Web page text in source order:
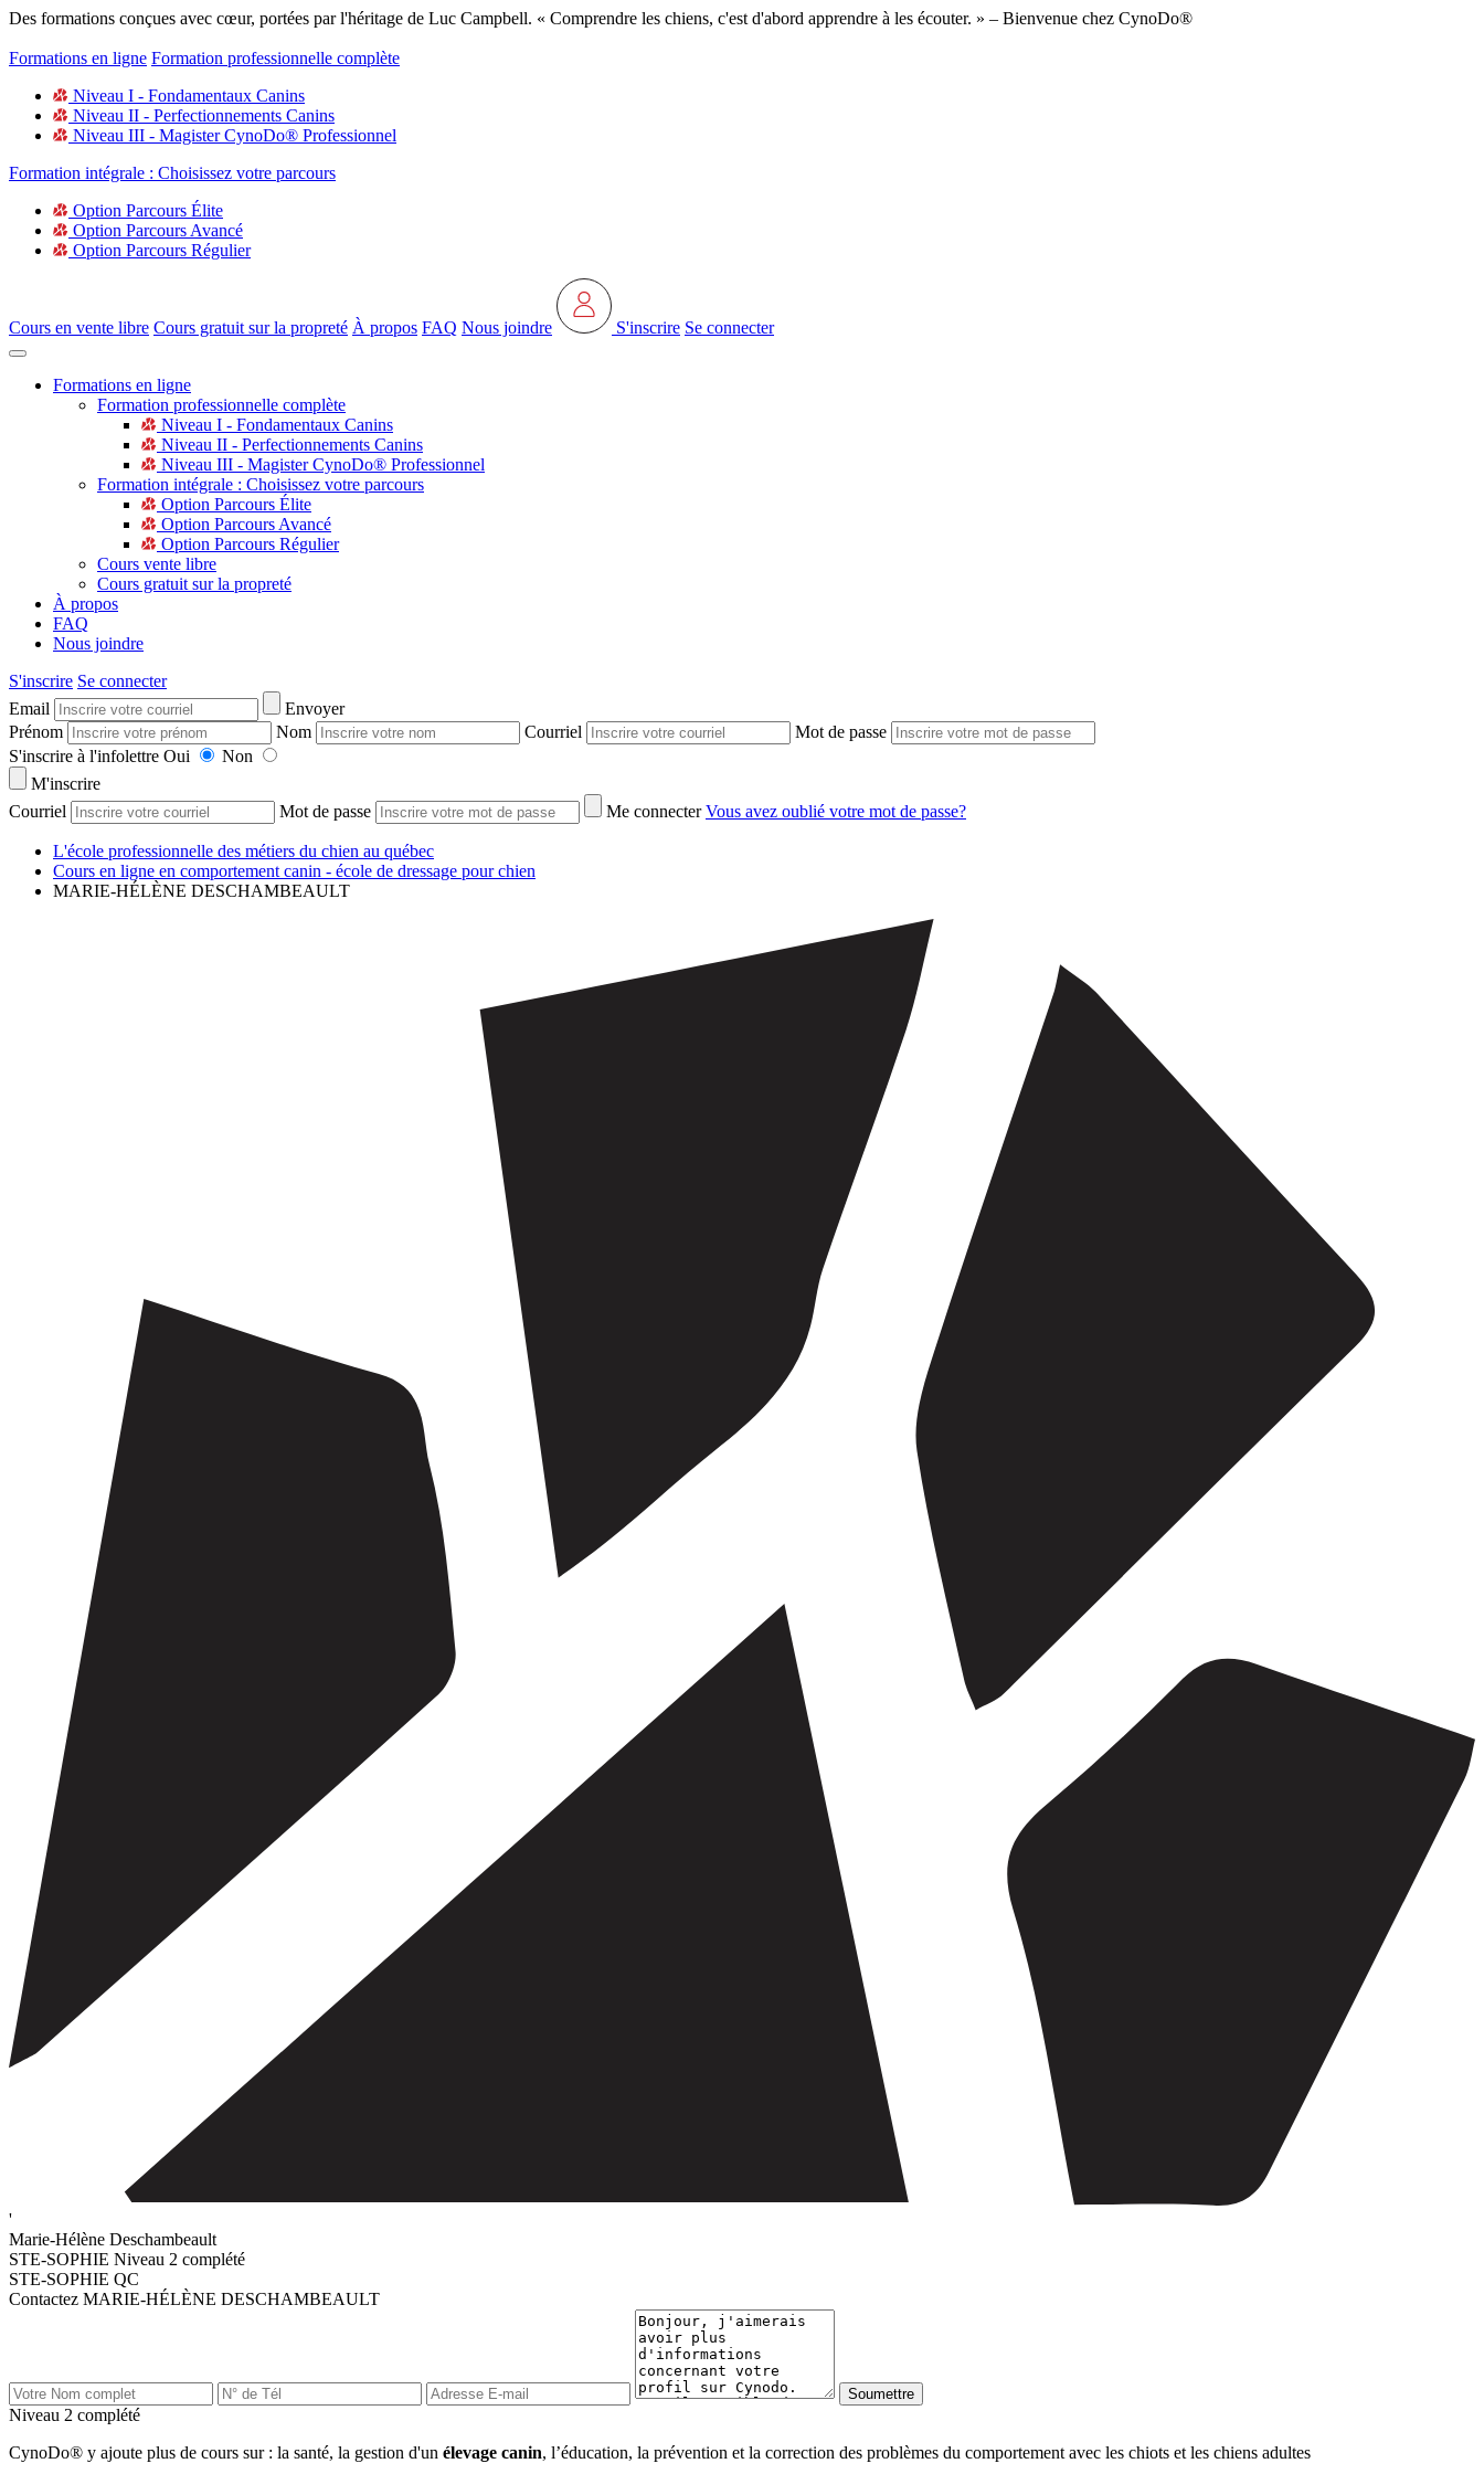
Des formations conçues avec cœur, portées par l'héritage de Luc Campbell. « Comprendre les chiens, c'est d'abord apprendre à les écouter. » – Bienvenue chez CynoDo®
Formations en ligne Formation professionnelle complète
Niveau I - Fondamentaux Canins
Niveau II - Perfectionnements Canins
Niveau III - Magister CynoDo® Professionnel
Formation intégrale : Choisissez votre parcours
Option Parcours Élite
Option Parcours Avancé
Option Parcours Régulier
Cours en vente libre Cours gratuit sur la propreté À propos FAQ Nous joindre S'inscrire Se connecter
Formations en ligne
Formation professionnelle complète
Niveau I - Fondamentaux Canins
Niveau II - Perfectionnements Canins
Niveau III - Magister CynoDo® Professionnel
Formation intégrale : Choisissez votre parcours
Option Parcours Élite
Option Parcours Avancé
Option Parcours Régulier
Cours vente libre
Cours gratuit sur la propreté
À propos
FAQ
Nous joindre
S'inscrire Se connecter
Email
Envoyer
Prénom
Nom Courriel
Mot de passe
S'inscrire à l'infolettre Oui
Non
M'inscrire
Courriel
Mot de passe Me connecter Vous avez oublié votre mot de passe?
L'école professionnelle des métiers du chien au québec
Cours en ligne en comportement canin - école de dressage pour chien
MARIE-HÉLÈNE DESCHAMBEAULT
'
Marie-Hélène Deschambeault
STE-SOPHIE Niveau 2 complété
STE-SOPHIE QC
Contactez MARIE-HÉLÈNE DESCHAMBEAULT
Niveau 2 complété
CynoDo® y ajoute plus de cours sur : la santé, la gestion d'un élevage canin, l’éducation, la prévention et la correction des problèmes du comportement avec les chiots et les chiens adultes